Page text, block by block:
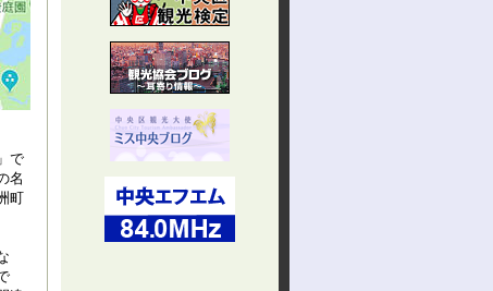
で
名
町